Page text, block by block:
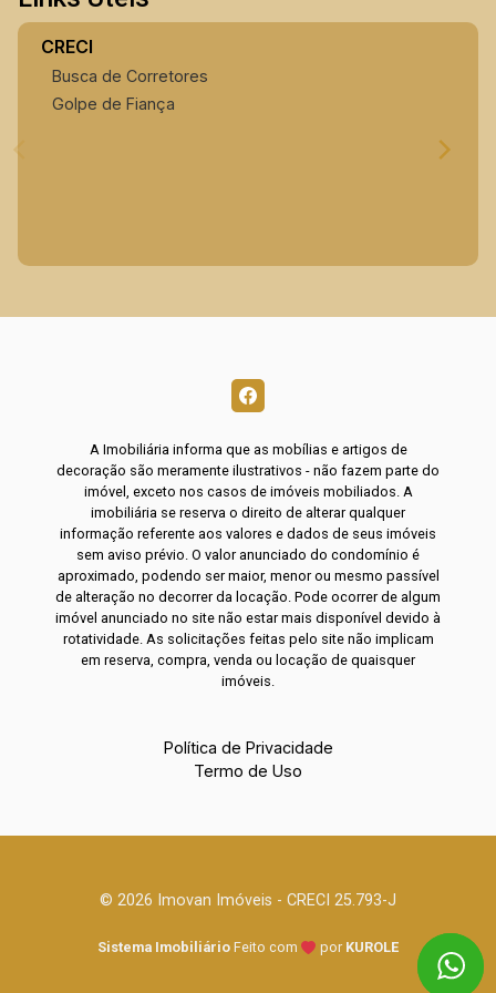
CRECI
Busca de Corretores
Golpe de Fiança
A Imobiliária informa que as mobílias e artigos de
decoração são meramente ilustrativos - não fazem parte do
imóvel, exceto nos casos de imóveis mobiliados. A
imobiliária se reserva o direito de alterar qualquer
informação referente aos valores e dados de seus imóveis
sem aviso prévio. O valor anunciado do condomínio é
aproximado, podendo ser maior, menor ou mesmo passível
de alteração no decorrer da locação. Pode ocorrer de algum
imóvel anunciado no site não estar mais disponível devido à
rotatividade. As solicitações feitas pelo site não implicam
em reserva, compra, venda ou locação de quaisquer
imóveis.
Política de Privacidade
Termo de Uso
© 2026 Imovan Imóveis - CRECI 25.793-J
Sistema Imobiliário Feito com por KUROLE